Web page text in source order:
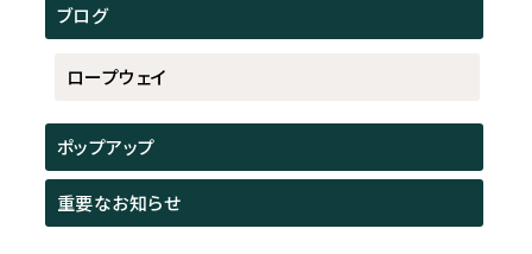
ブログ
ロープウェイ
ポップアップ
重要なお知らせ